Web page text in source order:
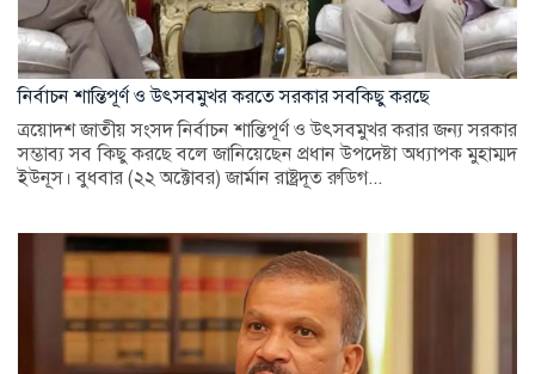
নির্বাচন শান্তিপূর্ণ ও উৎসবমুখর করতে সরকার সবকিছু করছে
ত্রয়োদশ জাতীয় সংসদ নির্বাচন শান্তিপূর্ণ ও উৎসবমুখর করার জন্য সরকার
সম্ভাব্য সব কিছু করছে বলে জানিয়েছেন প্রধান উপদেষ্টা অধ্যাপক মুহাম্মদ
ইউনূস। বুধবার (২২ অক্টোবর) জার্মান রাষ্ট্রদূত রুডিগ...